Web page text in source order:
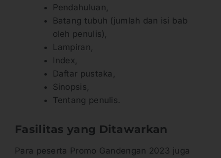
Pendahuluan,
Batang tubuh (jumlah dan isi bab
oleh penulis),
Lampiran,
Index,
Daftar pustaka,
Sinopsis,
Tentang penulis.
Fasilitas yang Ditawarkan
Para peserta Promo Gandengan 2023 juga